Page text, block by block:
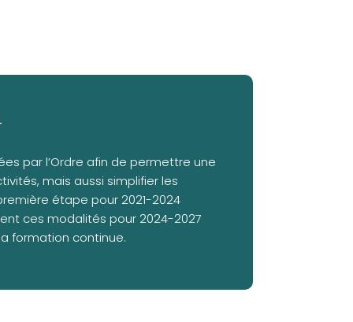
par l’Ordre afin de permettre une
mais aussi simplifier les
étape pour 2021-2024
ces modalités pour 2024-2027
formation continue.